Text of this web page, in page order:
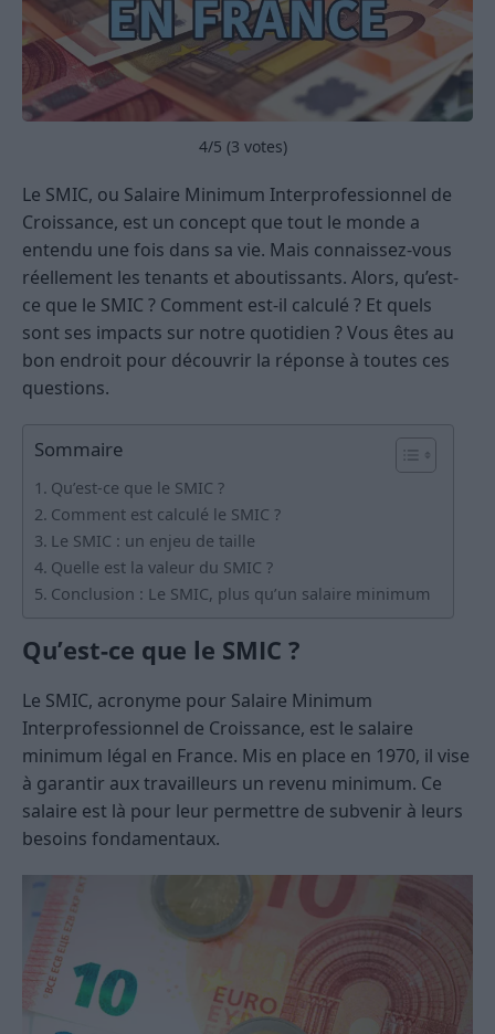
4/5 (3 votes)
Le SMIC, ou Salaire Minimum Interprofessionnel de
Croissance, est un concept que tout le monde a
entendu une fois dans sa vie. Mais connaissez-vous
réellement les tenants et aboutissants. Alors, qu’est-
ce que le SMIC ? Comment est-il calculé ? Et quels
sont ses impacts sur notre quotidien ? Vous êtes au
bon endroit pour découvrir la réponse à toutes ces
questions.
Sommaire
Qu’est-ce que le SMIC ?
Comment est calculé le SMIC ?
Le SMIC : un enjeu de taille
Quelle est la valeur du SMIC ?
Conclusion : Le SMIC, plus qu’un salaire minimum
Qu’est-ce que le SMIC ?
Le SMIC, acronyme pour Salaire Minimum
Interprofessionnel de Croissance, est le salaire
minimum légal en France. Mis en place en 1970, il vise
à garantir aux travailleurs un revenu minimum. Ce
salaire est là pour leur permettre de subvenir à leurs
besoins fondamentaux.